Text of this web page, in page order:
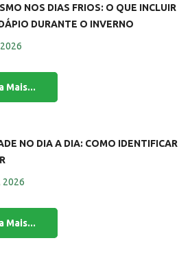
NOS DIAS FRIOS: O QUE INCLUIR
DURANTE O INVERNO
NO DIA A DIA: COMO IDENTIFICAR
2026